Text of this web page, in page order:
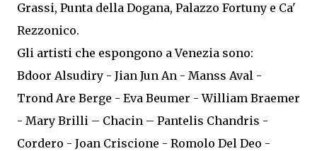
Grassi, Punta della Dogana, Palazzo Fortuny e Ca'
Rezzonico.
Gli artisti che espongono a Venezia sono:
Bdoor Alsudiry - Jian Jun An - Manss Aval -
Trond Are Berge - Eva Beumer - William Braemer
- Mary Brilli – Chacin – Pantelis Chandris -
Cordero - Joan Criscione - Romolo Del Deo -